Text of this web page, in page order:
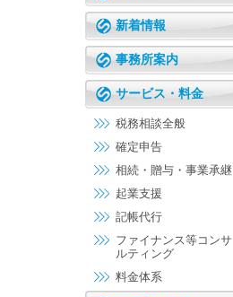
新着情報
事務所案内
サービス・料金
税務相談全般
確定申告
相続・贈与・事業承継
起業支援
記帳代行
ファイナンス等コンサ
ルティング
料金体系